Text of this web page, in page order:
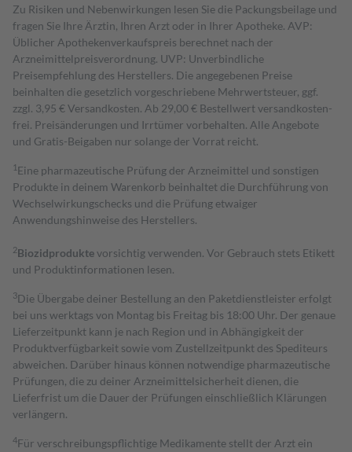
Zu Risiken und Nebenwirkungen lesen Sie die Packungsbeilage und
fragen Sie Ihre Ärztin, Ihren Arzt oder in Ihrer Apotheke. AVP:
Üblicher Apothekenverkaufspreis berechnet nach der
Arzneimittelpreisverordnung. UVP: Unverbindliche
Preisempfehlung des Herstellers. Die angegebenen Preise
beinhalten die gesetzlich vorgeschriebene Mehrwertsteuer, ggf.
zzgl. 3,95 € Versandkosten. Ab 29,00 € Bestell­wert versand­kosten­
frei. Preisänderungen und Irrtümer vorbehalten. Alle Angebote
und Gratis-Beigaben nur solange der Vorrat reicht.
1 Eine pharmazeutische Prüfung der Arzneimittel und sonstigen
Produkte in deinem Warenkorb beinhaltet die Durchführung von
Wechselwirkungschecks und die Prüfung etwaiger
Anwendungshinweise des Herstellers.
2Biozidproduktevorsichtig verwenden. Vor Gebrauch stets Etikett
und Produktinformationen lesen.
3Die Übergabe deiner Bestellung an den Paketdienstleister erfolgt
bei uns werktags von Montag bis Freitag bis 18:00 Uhr. Der genaue
Lieferzeitpunkt kann je nach Region und in Abhängigkeit der
Produktverfügbarkeit sowie vom Zustellzeitpunkt des Spediteurs
abweichen. Darüber hinaus können notwendige pharmazeutische
Prüfungen, die zu deiner Arzneimittelsicherheit dienen, die
Lieferfrist um die Dauer der Prüfungen einschließlich Klärungen
verlängern.
4Für verschreibungspflichtige Medikamente stellt der Arzt ein